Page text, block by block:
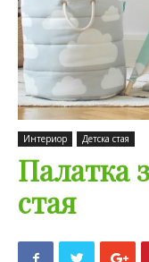
Интериор Детска стая
Палатка
стая